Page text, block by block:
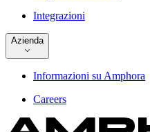
Integrazioni
Azienda
Informazioni su Amphora
Careers